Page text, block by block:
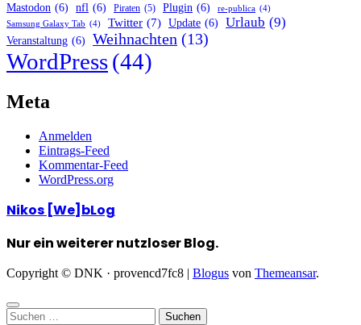
Mastodon (6) nfl (6) Piraten (5) Plugin (6) re-publica (4)
Samsung Galaxy Tab (4) Twitter (7) Update (6) Urlaub (9)
Veranstaltung (6) Weihnachten (13)
WordPress(44)
Meta
Anmelden
Eintrags-Feed
Kommentar-Feed
WordPress.org
Nikos [We]bLog
Nur ein weiterer nutzloser Blog.
Copyright © DNK · provencd7fc8 | Blogus von Themeansar.
Suchen